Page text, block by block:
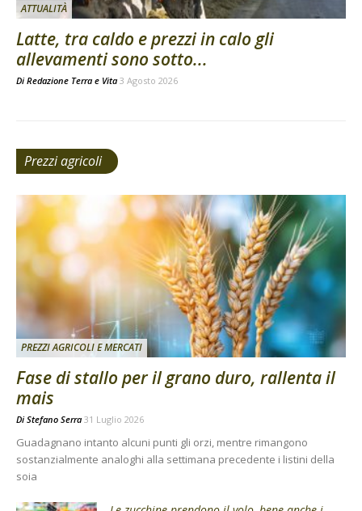
ATTUALITÀ
Latte, tra caldo e prezzi in calo gli
allevamenti sono sotto...
Di Redazione Terra e Vita 3 Agosto 2026
Prezzi agricoli
PREZZI AGRICOLI E MERCATI
Fase di stallo per il grano duro, rallenta il
mais
Di Stefano Serra 31 Luglio 2026
Guadagnano intanto alcuni punti gli orzi, mentre rimangono
sostanzialmente analoghi alla settimana precedente i listini della
soia